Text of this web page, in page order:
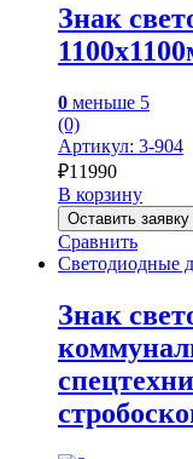
Знак
0 меньше 5
(0)
Артикул: 3-904
₽11990
В корзину
Оставить заявку
Сравнить
Светодиодные
Знак